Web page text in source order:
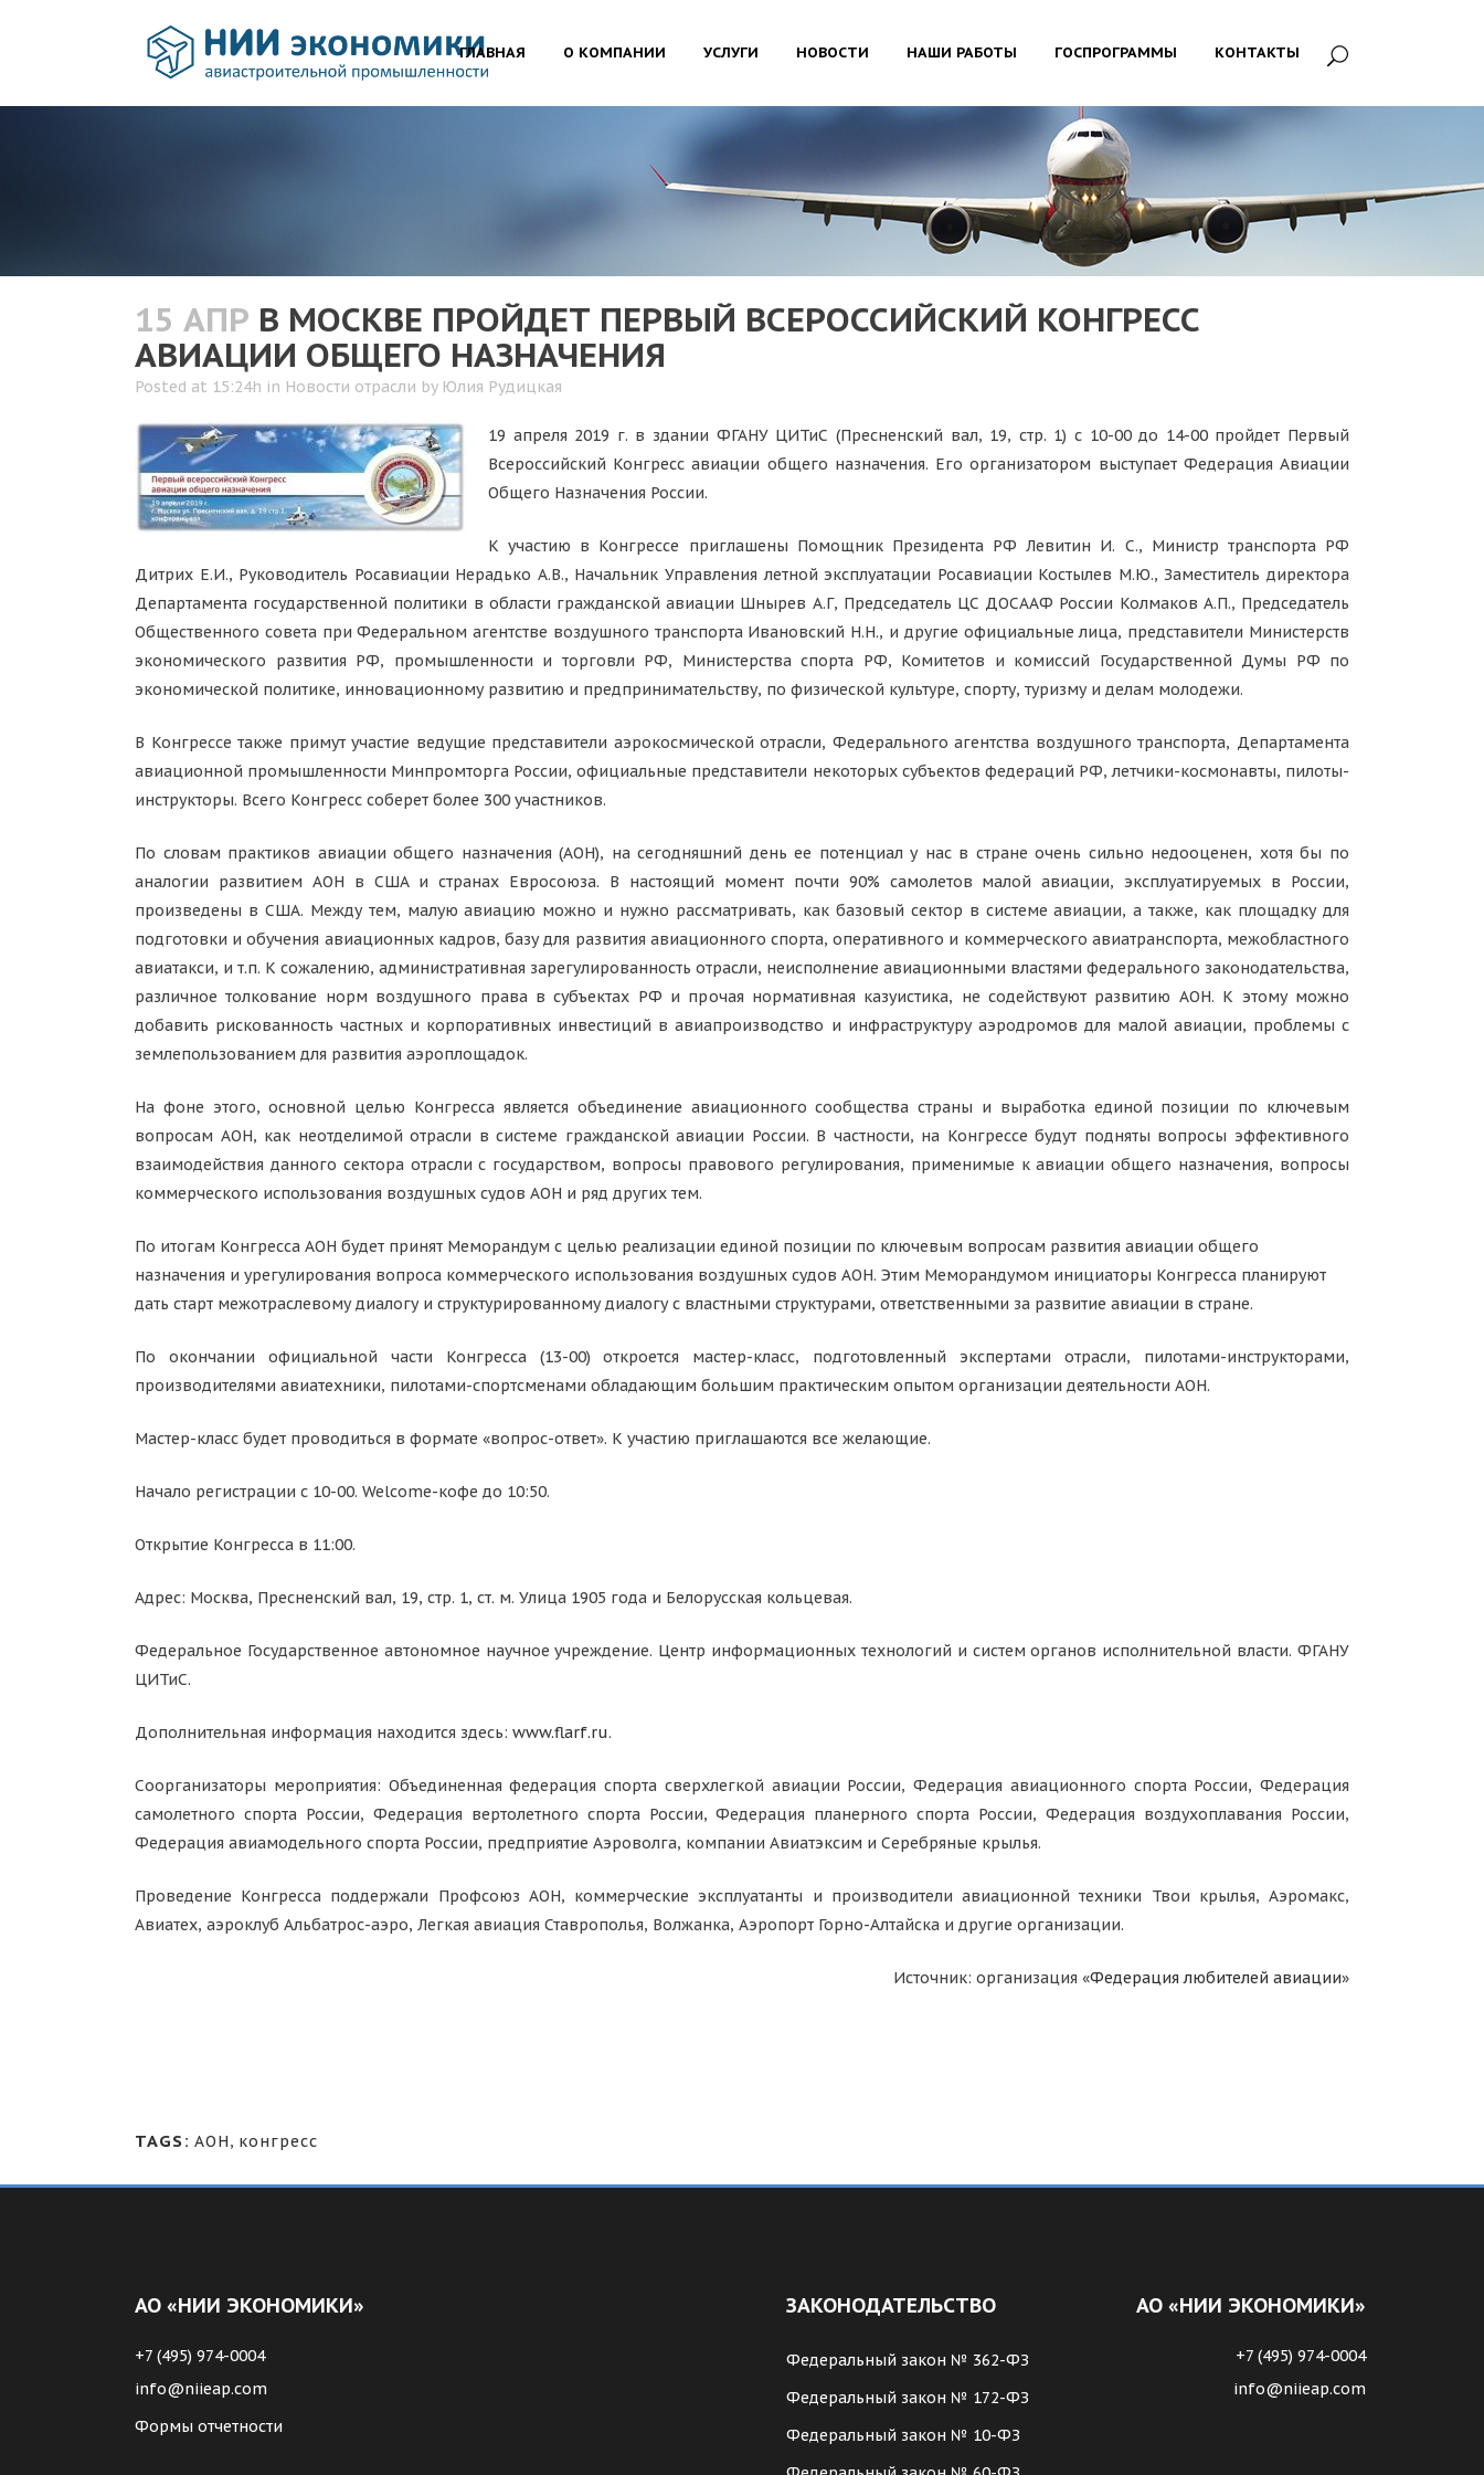
ГЛАВНАЯ О КОМПАНИИ УСЛУГИ НОВОСТИ НАШИ РАБОТЫ ГОСПРОГРАММЫ КОНТАКТЫ
15 АПР В МОСКВЕ ПРОЙДЕТ ПЕРВЫЙ ВСЕРОССИЙСКИЙ КОНГРЕСС
АВИАЦИИ ОБЩЕГО НАЗНАЧЕНИЯ
Posted at 15:24h in Новости отрасли by Юлия Рудицкая
19 апреля 2019 г. в здании ФГАНУ ЦИТиС (Пресненский вал, 19, стр. 1) с 10-00 до 14-00 пройдет Первый
Всероссийский Конгресс авиации общего назначения. Его организатором выступает Федерация Авиации
Общего Назначения России.
К участию в Конгрессе приглашены Помощник Президента РФ Левитин И. С., Министр транспорта РФ
Дитрих Е.И., Руководитель Росавиации Нерадько А.В., Начальник Управления летной эксплуатации Росавиации Костылев М.Ю., Заместитель директора
Департамента государственной политики в области гражданской авиации Шнырев А.Г, Председатель ЦС ДОСААФ России Колмаков А.П., Председатель
Общественного совета при Федеральном агентстве воздушного транспорта Ивановский Н.Н., и другие официальные лица, представители Министерств
экономического развития РФ, промышленности и торговли РФ, Министерства спорта РФ, Комитетов и комиссий Государственной Думы РФ по
экономической политике, инновационному развитию и предпринимательству, по физической культуре, спорту, туризму и делам молодежи.
В Конгрессе также примут участие ведущие представители аэрокосмической отрасли, Федерального агентства воздушного транспорта, Департамента
авиационной промышленности Минпромторга России, официальные представители некоторых субъектов федераций РФ, летчики-космонавты, пилоты-
инструкторы. Всего Конгресс соберет более 300 участников.
По словам практиков авиации общего назначения (АОН), на сегодняшний день ее потенциал у нас в стране очень сильно недооценен, хотя бы по
аналогии развитием АОН в США и странах Евросоюза. В настоящий момент почти 90% самолетов малой авиации, эксплуатируемых в России,
произведены в США. Между тем, малую авиацию можно и нужно рассматривать, как базовый сектор в системе авиации, а также, как площадку для
подготовки и обучения авиационных кадров, базу для развития авиационного спорта, оперативного и коммерческого авиатранспорта, межобластного
авиатакси, и т.п. К сожалению, административная зарегулированность отрасли, неисполнение авиационными властями федерального законодательства,
различное толкование норм воздушного права в субъектах РФ и прочая нормативная казуистика, не содействуют развитию АОН. К этому можно
добавить рискованность частных и корпоративных инвестиций в авиапроизводство и инфраструктуру аэродромов для малой авиации, проблемы с
землепользованием для развития аэроплощадок.
На фоне этого, основной целью Конгресса является объединение авиационного сообщества страны и выработка единой позиции по ключевым
вопросам АОН, как неотделимой отрасли в системе гражданской авиации России. В частности, на Конгрессе будут подняты вопросы эффективного
взаимодействия данного сектора отрасли с государством, вопросы правового регулирования, применимые к авиации общего назначения, вопросы
коммерческого использования воздушных судов АОН и ряд других тем.
По итогам Конгресса АОН будет принят Меморандум с целью реализации единой позиции по ключевым вопросам развития авиации общего
назначения и урегулирования вопроса коммерческого использования воздушных судов АОН. Этим Меморандумом инициаторы Конгресса планируют
дать старт межотраслевому диалогу и структурированному диалогу с властными структурами, ответственными за развитие авиации в стране.
По окончании официальной части Конгресса (13-00) откроется мастер-класс, подготовленный экспертами отрасли, пилотами-инструкторами,
производителями авиатехники, пилотами-спортсменами обладающим большим практическим опытом организации деятельности АОН.
Мастер-класс будет проводиться в формате «вопрос-ответ». К участию приглашаются все желающие.
Начало регистрации с 10-00. Welcome-кофе до 10:50.
Открытие Конгресса в 11:00.
Адрес: Москва, Пресненский вал, 19, стр. 1, ст. м. Улица 1905 года и Белорусская кольцевая.
Федеральное Государственное автономное научное учреждение. Центр информационных технологий и систем органов исполнительной власти. ФГАНУ
ЦИТиС.
Дополнительная информация находится здесь: www.flarf.ru.
Соорганизаторы мероприятия: Объединенная федерация спорта сверхлегкой авиации России, Федерация авиационного спорта России, Федерация
самолетного спорта России, Федерация вертолетного спорта России, Федерация планерного спорта России, Федерация воздухоплавания России,
Федерация авиамодельного спорта России, предприятие Аэроволга, компании Авиатэксим и Серебряные крылья.
Проведение Конгресса поддержали Профсоюз АОН, коммерческие эксплуатанты и производители авиационной техники Твои крылья, Аэромакс,
Авиатех, аэроклуб Альбатрос-аэро, Легкая авиация Ставрополья, Волжанка, Аэропорт Горно-Алтайска и другие организации.
Источник: организация «Федерация любителей авиации»
TAGS: АОН, конгресс
АО «НИИ ЭКОНОМИКИ»
+7 (495) 974-0004
info@niieap.com
Формы отчетности
ЗАКОНОДАТЕЛЬСТВО
Федеральный закон № 362-ФЗ
Федеральный закон № 172-ФЗ
Федеральный закон № 10-ФЗ
АО «НИИ ЭКОНОМИКИ»
+7 (495) 974-0004
info@niieap.com